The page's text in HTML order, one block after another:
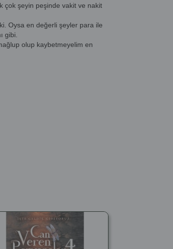
çok şeyin peşinde vakit ve nakit
Oysa en değerli şeyler para ile
gibi.
olup kaybetmeyelim en